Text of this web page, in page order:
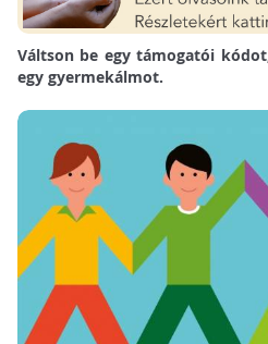
Váltson be egy támogatói
egy gyermekálmot.